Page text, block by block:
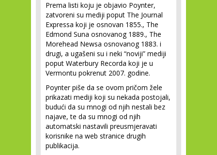
Prema listi koju je objavio Poynter,
zatvoreni su mediji poput The Journal
Expressa koji je osnovan 1855., The
Edmond Suna osnovanog 1889., The
Morehead Newsa osnovanog 1883. i
drugi, a ugašeni su i neki “noviji” mediji
poput Waterbury Recorda koji je u
Vermontu pokrenut 2007. godine.
Poynter piše da se ovom pričom žele
prikazati mediji koji su nekada postojali,
budući da su mnogi od njih nestali bez
najave, te da su mnogi od njih
automatski nastavili preusmjeravati
korisnike na web stranice drugih
publikacija.